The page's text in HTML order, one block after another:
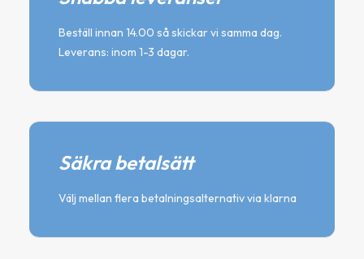
Beställ innan 14.00 så skickar vi samma dag.
Leverans: inom 1-3 dagar.
Säkra betalsätt
Välj mellan flera betalningsalternativ via klarna